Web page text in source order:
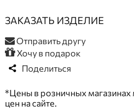
ЗАКАЗАТЬ ИЗДЕЛИЕ
Отправить другу
Хочу в подарок
Поделиться
*Цены в розничных магазинах
цен на сайте.